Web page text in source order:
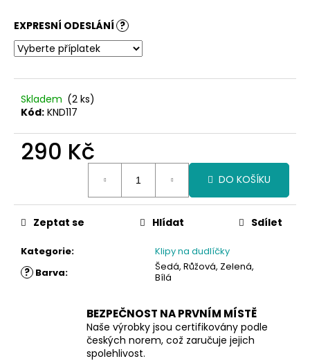
EXPRESNÍ ODESLÁNÍ ?
Skladem (2 ks)
Kód: KND117
290 Kč
DO KOŠÍKU
Kategorie: Klipy na dudlíčky
? Barva:
Šedá, Růžová, Zelená,
Bílá
Zeptat se Hlídat Sdílet
BEZPEČNOST NA PRVNÍM MÍSTĚ
Naše výrobky jsou certifikovány podle
českých norem, což zaručuje jejich
spolehlivost.